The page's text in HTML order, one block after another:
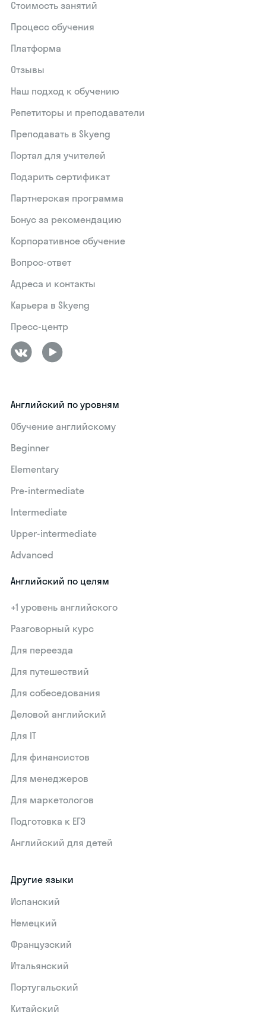
Стоимость занятий
Процесс обучения
Платформа
Отзывы
Наш подход к обучению
Репетиторы и преподаватели
Преподавать в Skyeng
Портал для учителей
Подарить сертификат
Партнерская программа
Бонус за рекомендацию
Корпоративное обучение
Вопрос-ответ
Адреса и контакты
Карьера в Skyeng
Пресс-центр
Английский по уровням
Обучение английскому
Beginner
Elementary
Pre-intermediate
Intermediate
Upper-intermediate
Advanced
Английский по целям
+1 уровень английского
Разговорный курс
Для переезда
Для путешествий
Для собеседования
Деловой английский
Для IT
Для финансистов
Для менеджеров
Для маркетологов
Подготовка к ЕГЭ
Английский для детей
Другие языки
Испанский
Немецкий
Французский
Итальянский
Португальский
Китайский